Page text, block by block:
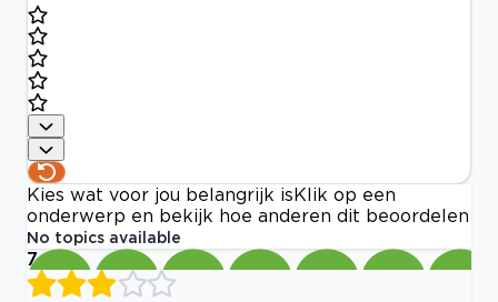
Kies wat voor jou belangrijk is Klik op een
onderwerp en bekijk hoe anderen dit beoordelen
No topics available
7